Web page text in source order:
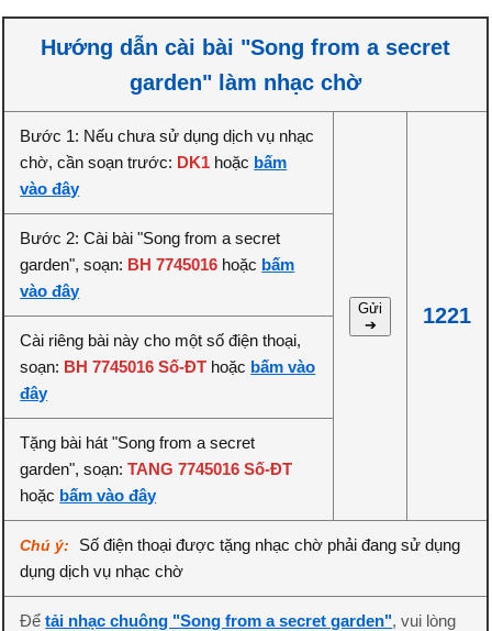
Hướng dẫn cài bài "Song from a secret
garden" làm nhạc chờ
Bước 1: Nếu chưa sử dụng dịch vụ nhạc
chờ, cần soạn trước: DK1 hoặc bấm
vào đây
Gửi
➔
1221
Bước 2: Cài bài "Song from a secret
garden", soạn: BH 7745016 hoặc bấm
vào đây
Cài riêng bài này cho một số điện thoại,
soạn: BH 7745016 Số-ĐT hoặc bấm vào
đây
Tặng bài hát "Song from a secret
garden", soạn:TANG 7745016 Số-ĐT
hoặc bấm vào đây
Chú ý:
Số điện thoại được tặng nhạc chờ phải đang sử dụng
dụng dịch vụ nhạc chờ
Đểtải nhạc chuông "Song from a secret garden", vui lòng